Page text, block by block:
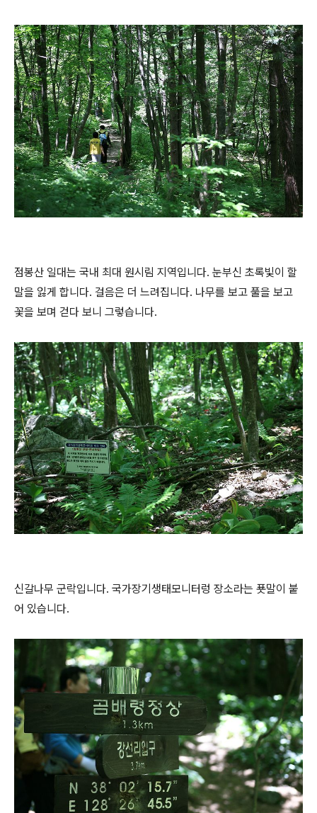
점봉산 일대는 국내 최대 원시림 지역입니다. 눈부신 초록빛이 할
말을 잃게 합니다. 걸음은 더 느려집니다. 나무를 보고 풀을 보고
꽃을 보며 걷다 보니 그렇습니다.
신갈나무 군락입니다. 국가장기생태모니터렁 장소라는 푯말이 붙
어 있습니다.